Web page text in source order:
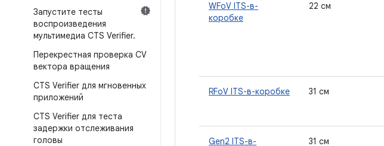
Запустите тесты
воспроизведения
мультимедиа CTS Verifier.
Перекрестная проверка CV
вектора вращения
CTS Verifier для мгновенных
приложений
CTS Verifier для теста
задержки отслеживания
головы
WFoV ITS-в-
коробке
22 см
RFoV ITS-в-коробке 31 см
Gen2 ITS-в-
31 см